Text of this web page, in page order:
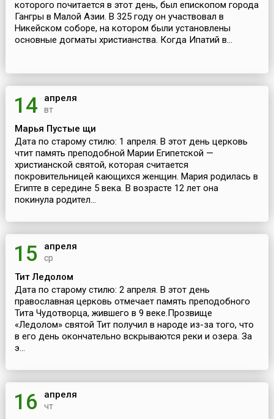
которого почитается в этот день, был епископом города
Гангры в Малой Азии. В 325 году он участвовал в
Никейском соборе, на котором были установлены
основные догматы христианства. Когда Ипатий в...
14 апреля
вт
Марья Пустые щи
Дата по старому стилю: 1 апреля. В этот день церковь
чтит память преподобной Марии Египетской —
христианской святой, которая считается
покровительницей кающихся женщин. Мария родилась в
Египте в середине 5 века. В возрасте 12 лет она
покинула родител...
15 апреля
ср
Тит Ледолом
Дата по старому стилю: 2 апреля. В этот день
православная церковь отмечает память преподобного
Тита Чудотворца, жившего в 9 веке.Прозвище
«Ледолом» святой Тит получил в народе из-за того, что
в его день окончательно вскрываются реки и озера. За
э...
16 апреля
чт